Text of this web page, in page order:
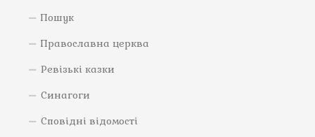
Пошук
Православна церква
Ревізькі казки
Синагоги
Сповідні відомості